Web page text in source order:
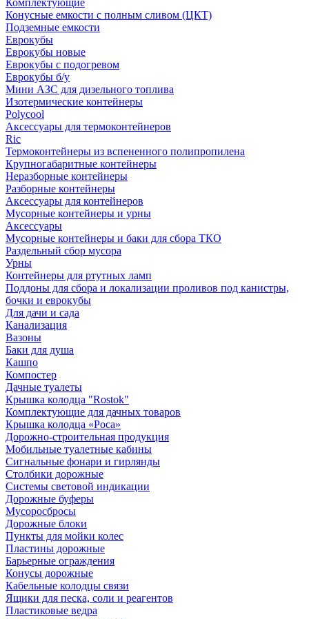
Комплектующие
Конусные емкости с полным сливом (ЦКТ)
Подземные емкости
Еврокубы
Еврокубы новые
Еврокубы с подогревом
Еврокубы б/у
Мини АЗС для дизельного топлива
Изотермические контейнеры
Polycool
Аксессуары для термоконтейнеров
Ric
Термоконтейнеры из вспененного полипропилена
Крупногабаритные контейнеры
Неразборные контейнеры
Разборные контейнеры
Аксессуары для контейнеров
Мусорные контейнеры и урны
Аксессуары
Мусорные контейнеры и баки для сбора ТКО
Раздельный сбор мусора
Урны
Контейнеры для ртутных ламп
Поддоны для сбора и локализации проливов под канистры,
бочки и еврокубы
Для дачи и сада
Канализация
Вазоны
Баки для душа
Кашпо
Компостер
Дачные туалеты
Крышка колодца "Rostok"
Комплектующие для дачных товаров
Крышка колодца «Роса»
Дорожно-строительная продукция
Мобильные туалетные кабины
Сигнальные фонари и гирлянды
Столбики дорожные
Системы световой индикации
Дорожные буферы
Мусоросбросы
Дорожные блоки
Пункты для мойки колес
Пластины дорожные
Барьерные ограждения
Конусы дорожные
Кабельные колодцы связи
Ящики для песка, соли и реагентов
Пластиковые ведра